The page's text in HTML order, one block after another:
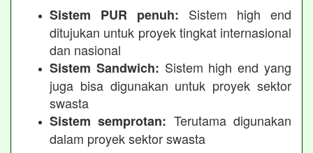
Sistem PUR penuh: Sistem high end
ditujukan untuk proyek tingkat internasional
dan nasional
Sistem Sandwich: Sistem high end yang
juga bisa digunakan untuk proyek sektor
swasta
Sistem semprotan: Terutama digunakan
dalam proyek sektor swasta